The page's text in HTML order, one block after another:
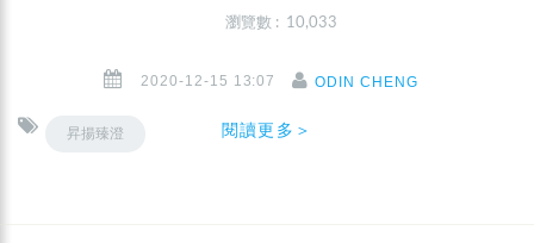
瀏覽數 : 10,033
2020-12-15 13:07 ODIN CHENG
昇揚臻澄 閱讀更多＞